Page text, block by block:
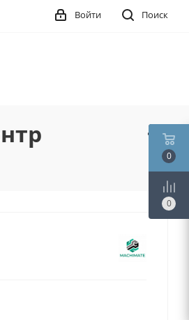
Поиск
Войти
0
0